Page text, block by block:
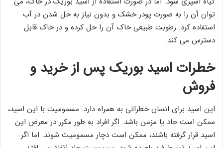
توان آن را به صورت پودر خشک و بدون نیاز به حل شدن در آب
استفاده کرد. رطوبت طبیعی خاک آن را حل کرده و در خاک قابل
دسترس می کند.
خطرات اسید بوریک پس از خرید و
فروش
این اسید برای انسان خطراتی به همراه دارد. مسمومیت با این اسید،
ممکن است حاد یا مزمن باشد. اگر افراد به طور مکرر در معرض این
اسید قرار گرفته باشند، ممکن است دچار مسمومیت شوند. اما اگر